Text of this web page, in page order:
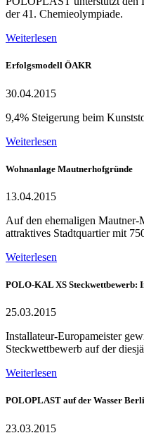
der 41. Chemieolympiade.
Weiterlesen
Erfolgsmodell ÖAKR
30.04.2015
9,4% Steigerung beim
Weiterlesen
Wohnanlage Mautnerhofgründe
13.04.2015
Auf den ehemaligen Mautner-
attraktives Stadtquartier mit
Weiterlesen
POLO-KAL XS Steckwettbewerb:
25.03.2015
Installateur-Europameister
Steckwettbewerb auf der
Weiterlesen
POLOPLAST auf der Wasser
23.03.2015